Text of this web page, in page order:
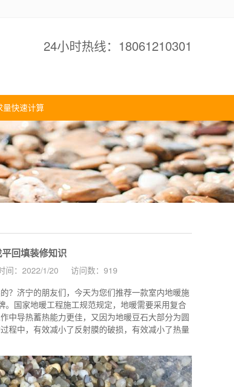
24小时热线：18061210301
量快速计算
回填装修知识
间：2022/1/20
访问数：919
？济宁的朋友们，今天为您们推荐一款室内地暖施
国家地暖工程施工规范规定，地暖需要采用复合
中导热蓄热能力更佳，又因为地暖豆石大部分为圆
程中，有效减小了反射膜的破损，有效减小了热量